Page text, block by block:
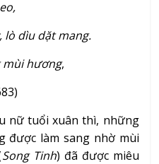
lò dìu dặt mang.
mùi hương,
tuổi xuân thì, những
được làm sang nhờ mùi
Song Tinh) đã được miêu